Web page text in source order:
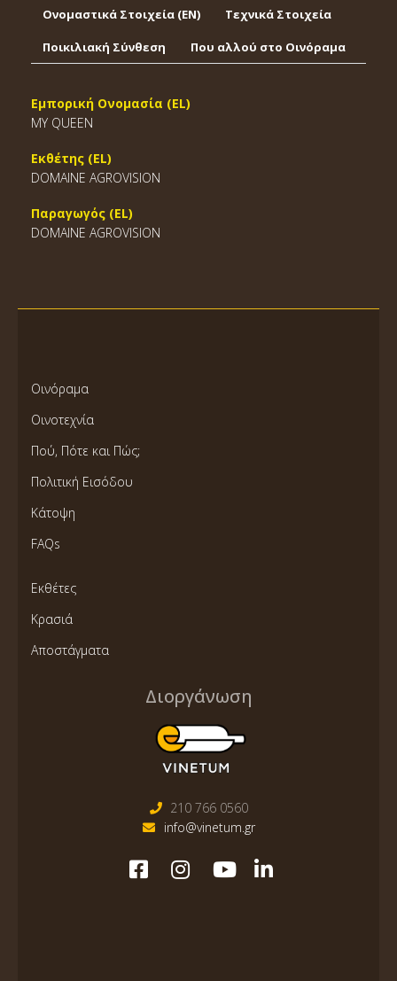
Ονομαστικά Στοιχεία (EΝ) Τεχνικά Στοιχεία
Ποικιλιακή Σύνθεση Που αλλού στο Οινόραμα
Εμπορική Ονομασία (EL)
MY QUEEN
Εκθέτης (EL)
DOMAINE AGROVISION
Παραγωγός (EL)
DOMAINE AGROVISION
Οινόραμα
Οινοτεχνία
Πού, Πότε και Πώς;
Πολιτική Εισόδου
Κάτοψη
FAQs
Εκθέτες
Κρασιά
Αποστάγματα
Διοργάνωση
210 766 0560
info@vinetum.gr